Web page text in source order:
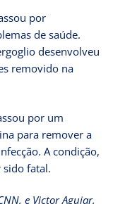
por
de saúde.
desenvolveu
removido na
por um
para remover a
A condição,
fatal.
e Victor Aguiar,